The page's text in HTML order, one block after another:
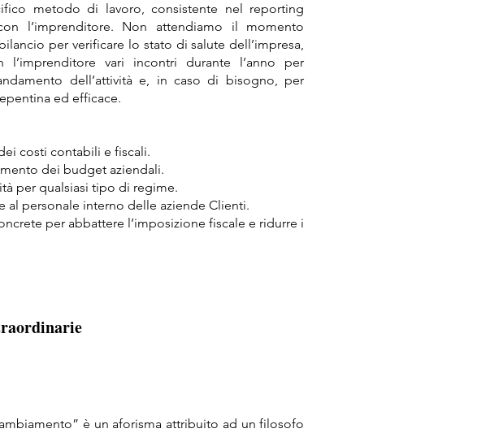
metodo di lavoro, consistente nel reporting
l’imprenditore. Non attendiamo il momento
per verificare lo stato di salute dell’impresa,
l’imprenditore vari incontri durante l’anno per
dell’attività e, in caso di bisogno, per
ed efficace.
costi contabili e fiscali.
dei budget aziendali.
per qualsiasi tipo di regime.
al personale interno delle aziende Clienti.
per abbattere l’imposizione fiscale e ridurre i
è un aforisma attribuito ad un filosofo